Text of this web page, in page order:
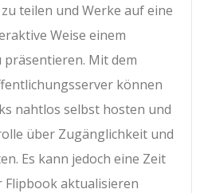
teilen und Werke auf eine
Weise einem
Mit dem
können
nahtlos selbst hosten und
über Zugänglichkeit und
Es kann jedoch eine Zeit
Flipbook aktualisieren